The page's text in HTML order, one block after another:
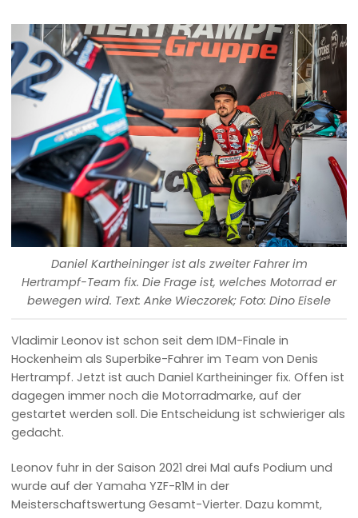
Daniel Kartheininger ist als zweiter Fahrer im
Hertrampf-Team fix. Die Frage ist, welches Motorrad er
bewegen wird. Text: Anke Wieczorek; Foto: Dino Eisele
Vladimir Leonov ist schon seit dem IDM-Finale in
Hockenheim als Superbike-Fahrer im Team von Denis
Hertrampf. Jetzt ist auch Daniel Kartheininger fix. Offen ist
dagegen immer noch die Motorradmarke, auf der
gestartet werden soll. Die Entscheidung ist schwieriger als
gedacht.
Leonov fuhr in der Saison 2021 drei Mal aufs Podium und
wurde auf der Yamaha YZF-R1M in der
Meisterschaftswertung Gesamt-Vierter. Dazu kommt,